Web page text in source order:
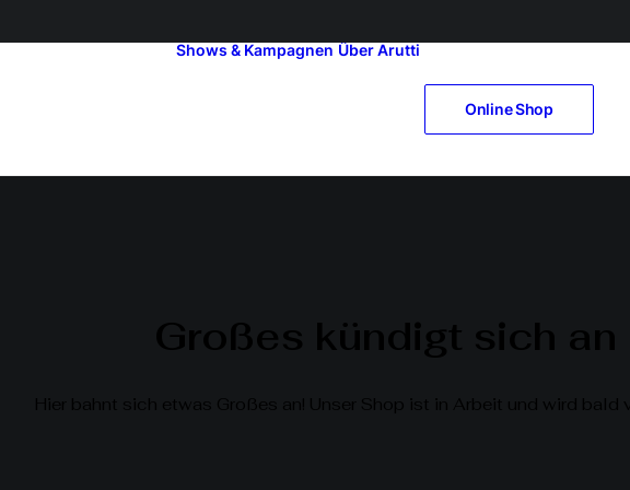
Shows & Kampagnen Über Arutti
Online Shop
Großes kündigt sich an
Hier bahnt sich etwas Großes an! Unser Shop ist in Arbeit und wird bald